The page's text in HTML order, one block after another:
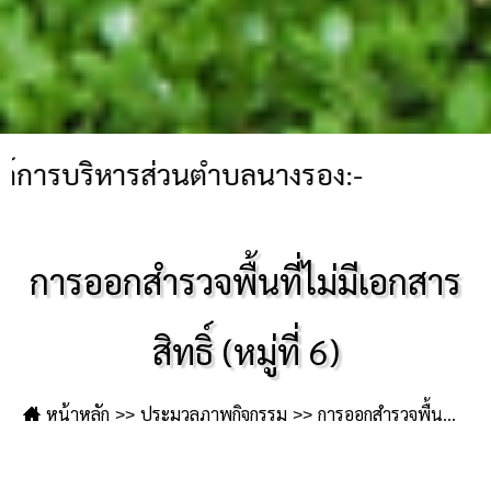
นตำบลนางรอง:-
การออกสำรวจพื้นที่ไม่มีเอกสาร
สิทธิ์ (หมู่ที่ 6)
หน้าหลัก ประมวลภาพกิจกรรม การออกสำรวจพื้นที่ไม่มีเอกสารสิทธิ์ (หมู่ที่ 6)